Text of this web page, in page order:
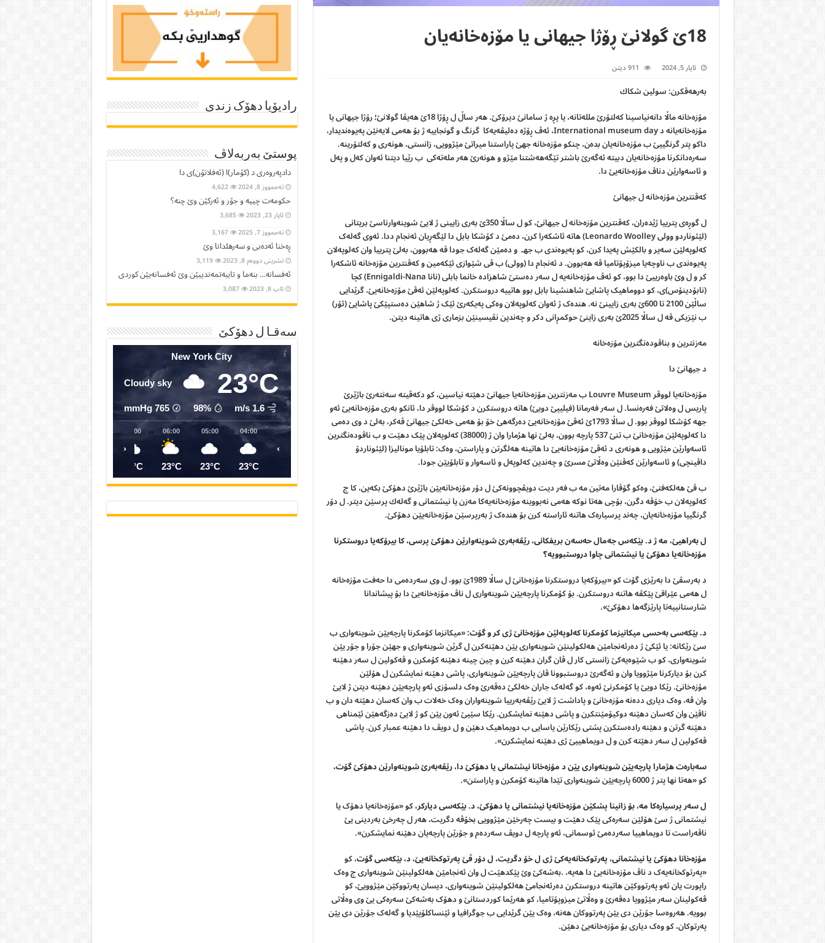
18ێ گولانێ ڕۆژا جیھانی یا مۆزەخانەیان
ئایار 5, 2024 911 ديتن
بەرهەڤکرن: سولین شكاك
مۆزەخانە ماڵا دانەنیاسینا که‌لتۆرێ مللەتانە، یا پڕە ژ سامانێ دیرۆکێ. ھەر ساڵ ل ڕۆژا 18ێ ھەیڤا گولانێ؛ رۆژا جیهانی یا
مۆزەخانەیانە د International museum day، ئەڤ ڕۆژە دەلیڤەیەکا گرنگ و گونجاییە ژ بۆ ھەمی لایەنێن په‌یوه‌ندیدار،
داکو پتر گرنگییێ ب مۆزەخانەیان بدەن، چنکو مۆزەخانە جھێ پاراستنا میراتێ مێژوویی، زانستی، ھونەری و کەلتۆرینە.
سەرەدانکرنا مۆزەخانەیان دبیتە ئەگەرێ باشتر تێگەھەشتنا مێژو و ھونەرێ ھەر ملەتەکی ب رێیا دیتنا ئەوان کەل و پەل
و ئاسەوارێن دناڤ مۆزەخانەیێ دا.
كەڤنترین مۆزەخانە ل جیهانێ
ل گوڕەی پترییا ژێدەران، کەڤنترین مۆزەخانە ل جیهانێ، کو ل ساڵا 350ێ بەری زایینی ژ لایێ شوینه‌وارناسێ بریتانی
(لێئوناردو وولی Leonardo Woolley) ھاتە ئاشکەرا کرن، دەمێ د کۆشکا بابل دا لێگەڕیان ئەنجام ددا. ئەوی گەلەک
کەلوپەلێن سەیر و بالکێش پەیدا کرن، کو پەیوەندی ب جهـ و دەمێن گەلەک جودا ڤە ھەبوون، بەلێ پترییا وان کەلوپەلان
پەیوەندی ب ناوچەیا میزۆپۆتامیا ڤە ھەبوون. د ئەنجام دا (وولی) ب ڤی شێوازی ئێکەمین و کەڤنترین مۆزەخانە ئاشکەرا
کر و ل وێ باوەرییێ دا بوو، کو ئەڤ مۆزەخانەیە ل سەر دەستێ شاھزادە خانما بابلی (نانا Ennigaldi-Nana) کچا
(نابۆدینۆس)ی، کو دووماھیک پاشایێ شاھنشینا بابل بوو ھاتییە دروستکرن. کەلوپەلێن ئەڤێ مۆزەخانەیێ، گرێدایی
ساڵێن 2100 تا 600ێ بەری زایینێ نە. ھندەک ژ ئەوان کەلوپەلان وەکی پەیکەرێ ئێک ژ شاھێن دەستپێکێ پاشایێ (ئۆر)
ب نێزیکی ڤە ل ساڵا 2025ێ بەری زاینێ حوکمڕانی دکر و چەندین نڤیسینێن بزماری ژی ھاتینە دیتن.
مەزنترین و بناڤودەنگترین مۆزەخانە
د جیھانێ دا
مۆزەخانەیا لووڤر Louvre Museum ب مەزنترین مۆزەخانەیا جیھانێ دھێتە نیاسین، کو دکەڤیتە سەنتەرێ باژێرێ
پاریس ل وەلاتێ فەرەنسا. ل سەر فەرمانا (فیلیپێ دویێ) ھاتە دروستکرن د کۆشکا لووڤر دا، ئانکو بەری مۆزەخانەیێ ئەو
جھە کۆشکا لووڤر بوو. ل ساڵا 1793ێ ئەڤێ مۆزەخانەیێ دەرگەھێ خۆ بۆ ھەمی خەلکێ جیھانێ ڤەکر، به‌لێ د وی ده‌می
دا کەلوپەلێن مۆزەخانێ ب تنێ 537 پارچه‌ بوون، بەلێ نھا ھژمارا وان ژ (38000) کەلوپەلان پێک دھێت و ب ناڤودەنگترین
ئاسەوارێن مێژویی و ھونەری د ئەڤێ مۆزەخانەیێ دا ھاتینە ھەلگرتن و پاراستن، وەک: تابلۆیا مونالیزا (لێئوناردۆ
داڤینچی) و ئاسەوارێن کەڤنێن وەڵاتێ مسرێ و چەندین کەلوپەل و ئاسەوار و تابلۆیێن جودا.
ب ڤێ هه‌لكه‌فتێ، وه‌كو گۆڤارا مه‌تین مه‌ ب فه‌ر دیت دویڤچوونه‌كێ ل دۆر مۆزه‌خانه‌یێن باژێرێ دهۆكێ بكه‌ین، كا چ
كه‌لوپه‌لان ب خۆڤه‌ دگرن، بۆچى هه‌تا نوكه‌ هه‌مى نه‌بووینه مۆزه‌خانه‌یه‌كا مه‌زن یا نیشتمانى و گه‌له‌ك پرسێن دیتر.‌ ل دۆر
گرنگییا مۆزەخانەیان، چەند پرسیارەک ھاتنە ئاراستە کرن بۆ ھندەک ژ بەرپرسێن مۆزەخانەیێن دھۆکێ.
ل بەراهیێ، مە ژ د. بێکەس جەمال حەسەن بریفكانى، رێڤەبەرێ شوینهوارێن دهۆکێ پرسی، کا بیرۆکەیا دروستکرنا
مۆزەخانەیا دھۆکێ یا نیشتمانی چاوا دروستبوویە؟
د بەرسڤێ دا به‌رێزى گۆت كو «بیرۆکەیا دروستکرنا مۆزەخانێ ل ساڵا 1989ێ بوو، ل وی سەردەمی دا حەفت مۆزەخانە
ل ھەمی عێراقێ پێکڤە ھاتنە دروستکرن. بۆ کۆمکرنا پارچەیێن شوینه‌واری ل ناڤ مۆزەخانەیێ دا بۆ پیشاندانا
شارستانییەتا پارێزگەھا دھۆکێ».
د. بێکەسی بەحسی میکانیزما کۆمکرنا کەلوپەلێن مۆزەخانێ ژی کر و گۆت:«میکانزما کۆمکرنا پارچەیێن شوینه‌واری ب
سێ رێکانە: یا ئێکێ ژ دەرئەنجامێن هەلکولینێن شوینه‌واری یێن دهێنەکرن ل گرێن شوینه‌واری و جهێن جۆرا و جۆر یێن
شوینه‌واری، کو ب شێوەیه‌کێ زانستی کار ل ڤان گران دهێنە کرن و چین چینە دهێنە کۆمکرن و ڤەکولین ل سەر دهێنە
کرن بۆ دیارکرنا مێژوویا وان و ئەگەرێ دروستبوونا ڤان پارچەیێن شوینه‌واری، پاشى دهێنە نمایشکرن ل هۆلێن
مۆزەخانێ. رێکا دویێ یا کۆمکرنێ ئەوە، کو گەلەک جاران خەلکێ دەڤەرێ وەک دلسۆزی ئەو پارچەیێن دهێنە دیتن ژ لایێ
وان ڤه‌، وەک دیاری ددەنە مۆزه‌خانێ و پاداشت ژ لایێ رێڤەبەرییا شوینه‌واران وەک خەلات ب وان کەسان دهێتە دان و ب
ناڤێن وان کەسان دهێنە دوکیۆمێنتکرن و پاشى دهێنە نمایشکرن. رێکا سێیێ ئەون یێن کو ژ لایێ دەزگەهێن ئێمناهی
دهێنە گرتن و دهێنە رادەستکرن پشتی رێکارێن یاسایی ب دویماهیک دهێن و ل دویڤ دا دهێنە عمبار کرن. پاشى
ڤەکولین ل سەر دهێتە کرن و ل دویماهییێ ژی دهێنە نمایشکرن».
سەبارەت هژمارا پارچەیێن شوینهواری یێن د مۆزەخانا نیشتمانی یا دهۆکێ دا، رێڤەبەرێ شوینهوارێن دهۆکێ گۆت،
کو «هەتا نها پتر ژ 6000 پارچەیێن شوینه‌واری تێدا ھاتینە کۆمکرن و پاراستن».
ل سەر پرسیارەکا مە، بۆ زانینا پشکێن مۆزەخانەیا نیشتمانی یا دهۆکێ، د. بێکەسی دیارکر،کو «مۆزەخانەیا دهۆک یا
نیشتمانی ژ سێ هۆلێن سەرەکی پێک دهێت و بیست چەرخێن مێژوویی بخۆڤە دگریت، هەر ل چەرخێ بەردینی یێ
ناڤەراست تا دویماهییا سەردەمێ ئوسمانی، ئەو پارچە ل دویڤ سەردەم و جۆرێن پارچەیان دهێنە نمایشکرن».
مۆزەخانا دهۆکێ یا نیشتمانى، پەرتوکخانەیەکێ ژی ل خۆ دگریت، ل دۆر ڤێ پەرتوکخانەیێ، د، بێکەسی گۆت، کو
«پەرتوکخانەیەک د ناڤ مۆزەخانەیێ دا هەیە، .بەشەکێ وێ پێکدهێت ل وان ئەنجامێن هەلکولینێن شوینه‌واری چ وەک
راپورت یان ئەو پەرتووکێن هاتینە دروستکرن دەرئەنجامێ هەلکولینێن شوینه‌واری، دیسان پەرتووکێن مێژوویێ، کو
ڤەکولینان سەر مێژوویا دەڤەرێ و وه‌ڵاتێ میزوپۆتامیا، کو هەرێما کوردستانێ و دهۆک بەشەکێ سەرەکی یێ وی وەڵاتی
بوویە. هەروەسا جۆرێن دی یێن پەرتووکان هەنە، وەک یێن گرێدایی ب جوگرافیا و ئێنساکلۆپێدیا و گەلەک جۆرێن دی یێن
پەرتوکان، کو وەک دیاری بۆ مۆزەخانەیێ دهێن.
رادیۆیا دھۆک زندی
پوستێ بەربەلاڤ
دادپەروەری د (کۆمار)ا (ئەفلاتۆن)ی دا
تەممووز 8, 2024 4,622
حکومەت چییە و جۆر و ئەرکێن وێ چنە؟
ئایار 23, 2023
3,685
تەممووز 7, 2025
3,167
ڕەخنا ئەدەبی و سەرهلدانا وێ
تشرینی دووەم 8, 2023 3,119
ئەفسانە… بنەما و تایبەتمەندییێن وێ ئەفسانەیێن كوردی
ئاب 8, 2023 3,087
سەقـا ل دھۆکێ
New York City
23°C
Cloudy sky
1.6 m/s
98%
765
mmHg
04:00
23°C
05:00
23°C
06:00
23°C
07:00
24°C
‹ ›